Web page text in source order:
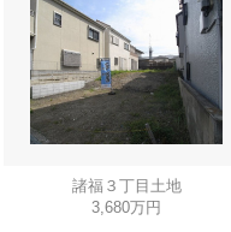
諸福３丁目土地
3,680万円